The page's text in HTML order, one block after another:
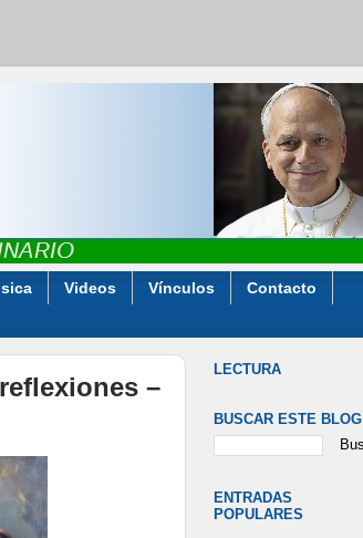
Videos Vínculos
Contacto
–
LECTURA
BUSCAR ESTE BLOG
ENTRADAS
POPULARES